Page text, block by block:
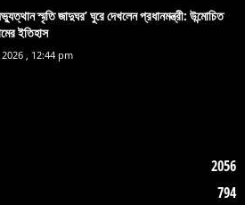
স্মৃতি জাদুঘর’ ঘুরে দেখলেন প্রধানমন্ত্রী: উন্মোচিত
ইতিহাস
, 12:44 pm
2056
794